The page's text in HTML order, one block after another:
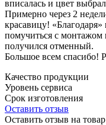
вписалась и цвет
Примерно через 2
красавицу!
помучиться с монтажом
получился отменный.
Большое всем спасибо!
Качество продукции
Уровень сервиса
Срок изготовления
Оставить отзыв
Оставить отзыв на